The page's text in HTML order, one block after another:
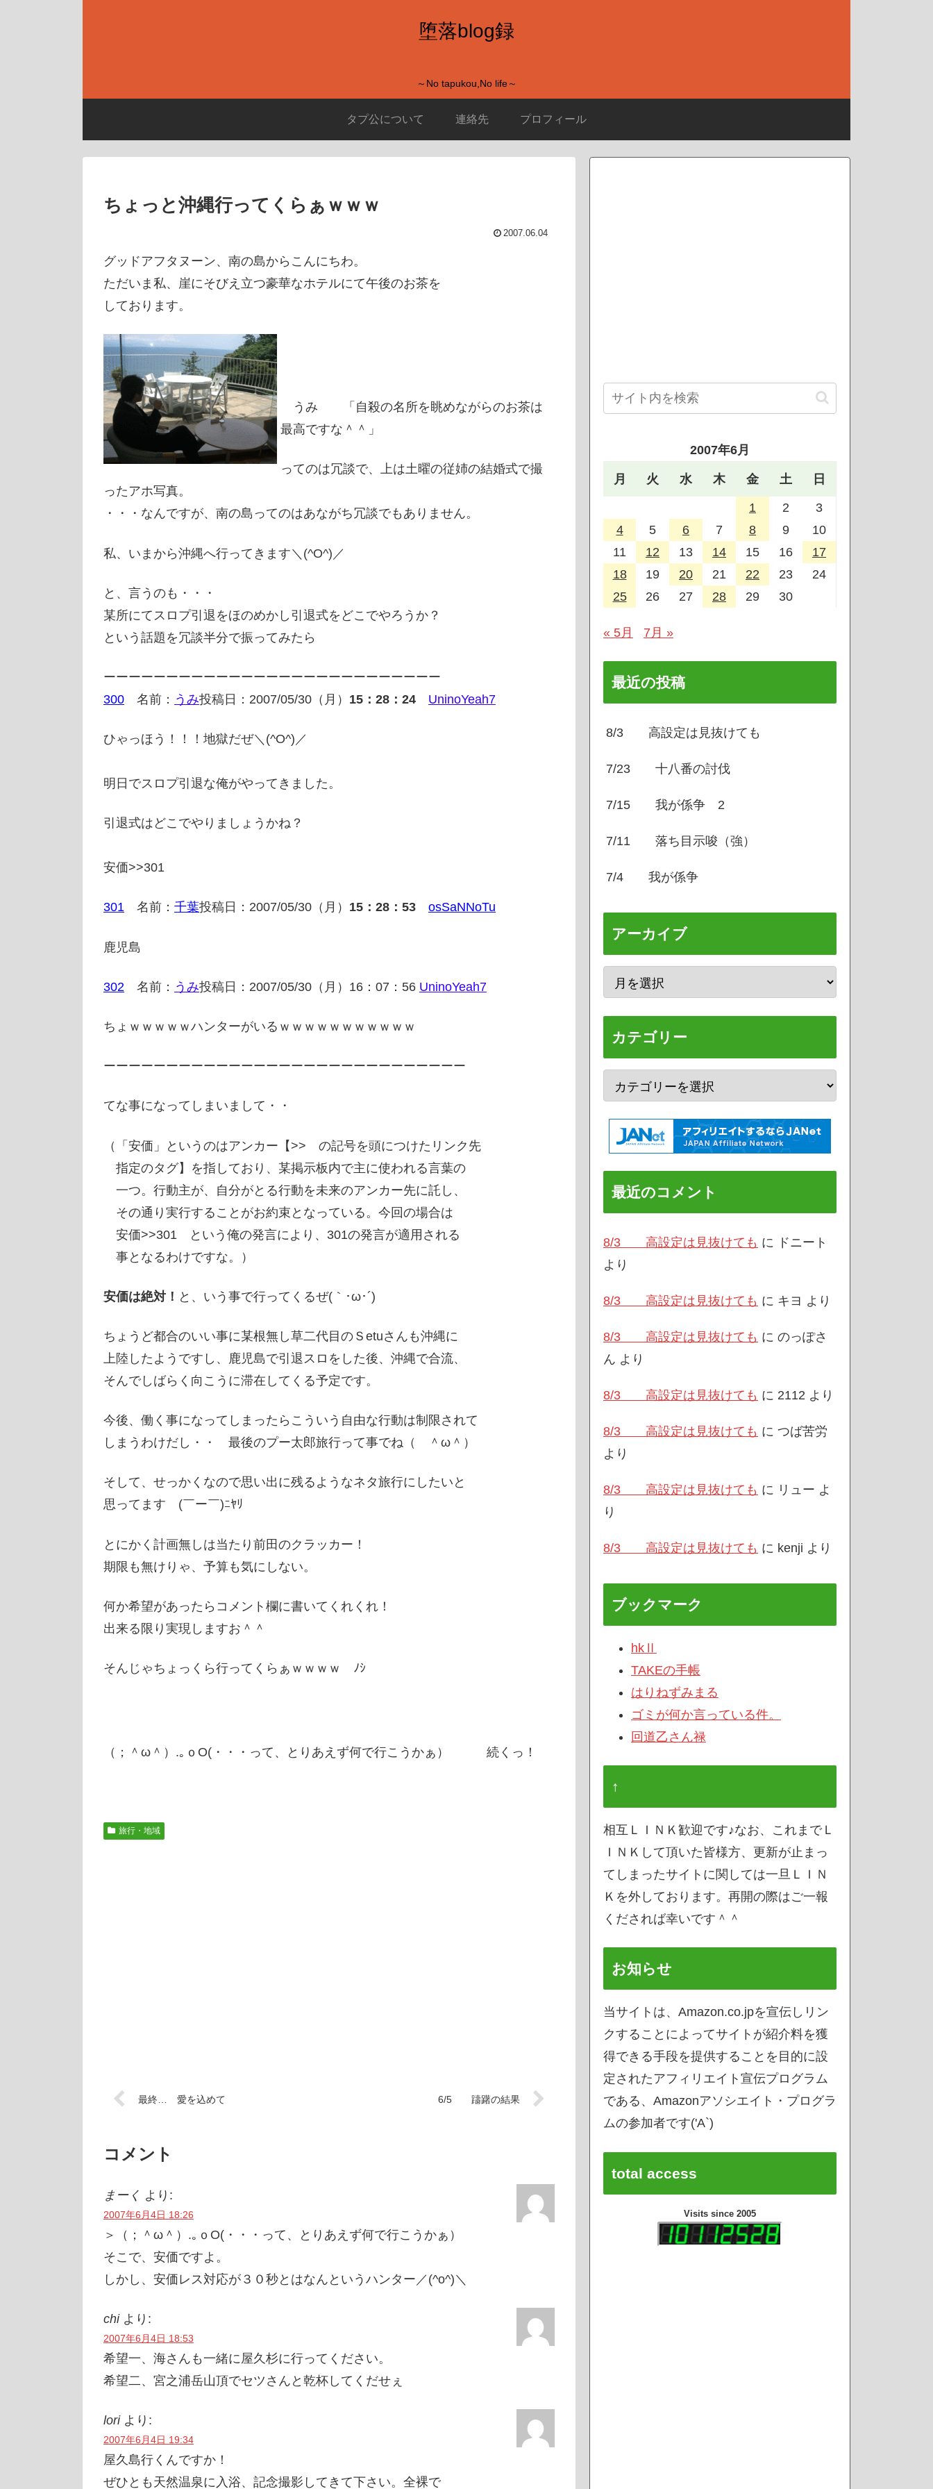
堕落blog録
～No tapukou,No life～
タプ公について 連絡先 プロフィール
ちょっと沖縄行ってくらぁｗｗｗ
2007.06.04
グッドアフタヌーン、南の島からこんにちわ。
ただいま私、崖にそびえ立つ豪華なホテルにて午後のお茶を
しております。
うみ 「自殺の名所を眺めながらのお茶は
最高ですな＾＾」
ってのは冗談で、上は土曜の従姉の結婚式で撮
ったアホ写真。
・・・なんですが、南の島ってのはあながち冗談でもありません。
私、いまから沖縄へ行ってきます＼(^O^)／
と、言うのも・・・
某所にてスロプ引退をほのめかし引退式をどこでやろうか？
という話題を冗談半分で振ってみたら
ーーーーーーーーーーーーーーーーーーーーーーーーーーー
300 名前： うみ投稿日：2007/05/30（月） 15：28：24 UninoYeah7
ひゃっほう！！！地獄だぜ＼(^O^)／
明日でスロプ引退な俺がやってきました。
引退式はどこでやりましょうかね？
安価>>301
301 名前： 千葉投稿日：2007/05/30（月） 15：28：53 osSaNNoTu
鹿児島
302 名前： うみ投稿日：2007/05/30（月）16：07：56 UninoYeah7
ちょｗｗｗｗｗハンターがいるｗｗｗｗｗｗｗｗｗｗｗ
ーーーーーーーーーーーーーーーーーーーーーーーーーーーーー
てな事になってしまいまして・・
（「安価」というのはアンカー【>> の記号を頭につけたリンク先
指定のタグ】を指しており、某掲示板内で主に使われる言葉の
一つ。行動主が、自分がとる行動を未来のアンカー先に託し、
その通り実行することがお約束となっている。今回の場合は
安価>>301 という俺の発言により、301の発言が適用される
事となるわけですな。）
安価は絶対！ と、いう事で行ってくるぜ(｀･ω･´)
ちょうど都合のいい事に某根無し草二代目のＳetuさんも沖縄に
上陸したようですし、鹿児島で引退スロをした後、沖縄で合流、
そんでしばらく向こうに滞在してくる予定です。
今後、働く事になってしまったらこういう自由な行動は制限されて
しまうわけだし・・ 最後のプー太郎旅行って事でね（ ＾ω＾）
そして、せっかくなので思い出に残るようなネタ旅行にしたいと
思ってます (￣ー￣)ﾆﾔﾘ
とにかく計画無しは当たり前田のクラッカー！
期限も無けりゃ、予算も気にしない。
何か希望があったらコメント欄に書いてくれくれ！
出来る限り実現しますお＾＾
そんじゃちょっくら行ってくらぁｗｗｗｗ ﾉｼ
（；＾ω＾）.｡ｏO(・・・って、とりあえず何で行こうかぁ） 続くっ！
旅行・地域
最終… 愛を込めて 6/5 躊躇の結果
コメント
まーく より:
2007年6月4日 18:26
＞（；＾ω＾）.｡ｏO(・・・って、とりあえず何で行こうかぁ）
そこで、安価ですよ。
しかし、安価レス対応が３０秒とはなんというハンター／(^o^)＼
chi より:
2007年6月4日 18:53
希望一、海さんも一緒に屋久杉に行ってください。
希望二、宮之浦岳山頂でセツさんと乾杯してくだせぇ
lori より:
2007年6月4日 19:34
屋久島行くんですか！
ぜひとも天然温泉に入浴、記念撮影してきて下さい。全裸で
2007年6月
月 火 水 木 金 土 日
1 2
3
4
5 6 7 8 9
10
11
12 13 14 15 16
17
18
19 20 21 22 23
24
25
26 27 28 29 30
« 5月 7月 »
最近の投稿
8/3 高設定は見抜けても
7/23 十八番の討伐
7/15 我が係争 2
7/11 落ち目示唆（強）
7/4 我が係争
アーカイブ
カテゴリー
最近のコメント
8/3 高設定は見抜けても に
ドニート
より
8/3 高設定は見抜けても に キヨ より
8/3 高設定は見抜けても に のっぽさ
ん より
8/3 高設定は見抜けても に 2112 より
8/3 高設定は見抜けても に つば苦労
より
8/3 高設定は見抜けても に リュー よ
り
8/3 高設定は見抜けても に kenji より
ブックマーク
hkⅡ
TAKEの手帳
はりねずみまる
ゴミが何か言っている件。
回道乙さん禄
↑
相互ＬＩＮＫ歓迎です♪なお、これまでＬ
ＩＮＫして頂いた皆様方、更新が止まっ
てしまったサイトに関しては一旦ＬＩＮ
Ｋを外しております。再開の際はご一報
くだされば幸いです＾＾
お知らせ
当サイトは、Amazon.co.jpを宣伝しリン
クすることによってサイトが紹介料を獲
得できる手段を提供することを目的に設
定されたアフィリエイト宣伝プログラム
である、Amazonアソシエイト・プログラ
ムの参加者です('A`)
total access
Visits since 2005